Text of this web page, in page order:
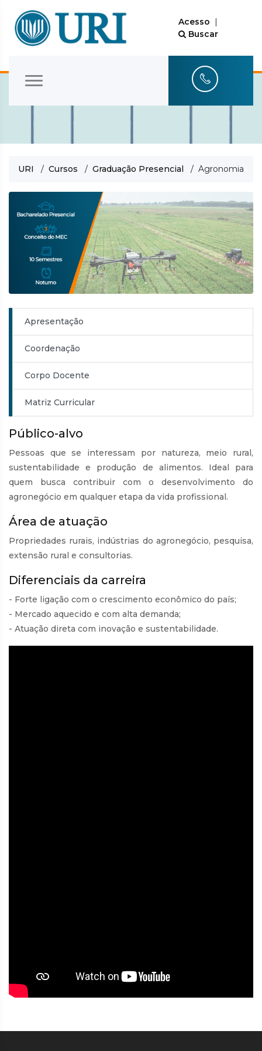
Acesso |
Buscar
URI / Cursos / Graduação Presencial / Agronomia
Apresentação
Coordenação
Corpo Docente
Matriz Curricular
Público-alvo
Pessoas que se interessam por natureza, meio rural,
sustentabilidade e produção de alimentos. Ideal para
quem busca contribuir com o desenvolvimento do
agronegócio em qualquer etapa da vida profissional.
Área de atuação
Propriedades rurais, indústrias do agronegócio, pesquisa,
extensão rural e consultorias.
Diferenciais da carreira
- Forte ligação com o crescimento econômico do país;
- Mercado aquecido e com alta demanda;
- Atuação direta com inovação e sustentabilidade.